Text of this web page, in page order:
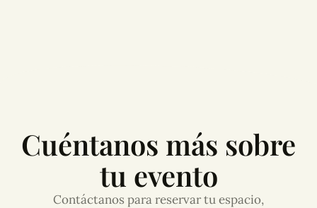
Cuéntanos más sobre
tu evento
Contáctanos para reservar tu espacio,